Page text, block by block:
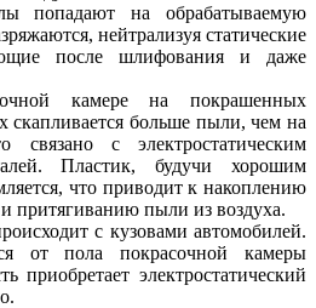
попадают на обрабатываемую
нейтрализуя статические
после шлифования и даже
камере на покрашенных
скапливается больше пыли, чем на
связано с электростатическим
Пластик, будучи хорошим
что приводит к накоплению
и притягиванию пыли из воздуха.
с кузовами автомобилей.
от пола покрасочной камеры
приобретает электростатический